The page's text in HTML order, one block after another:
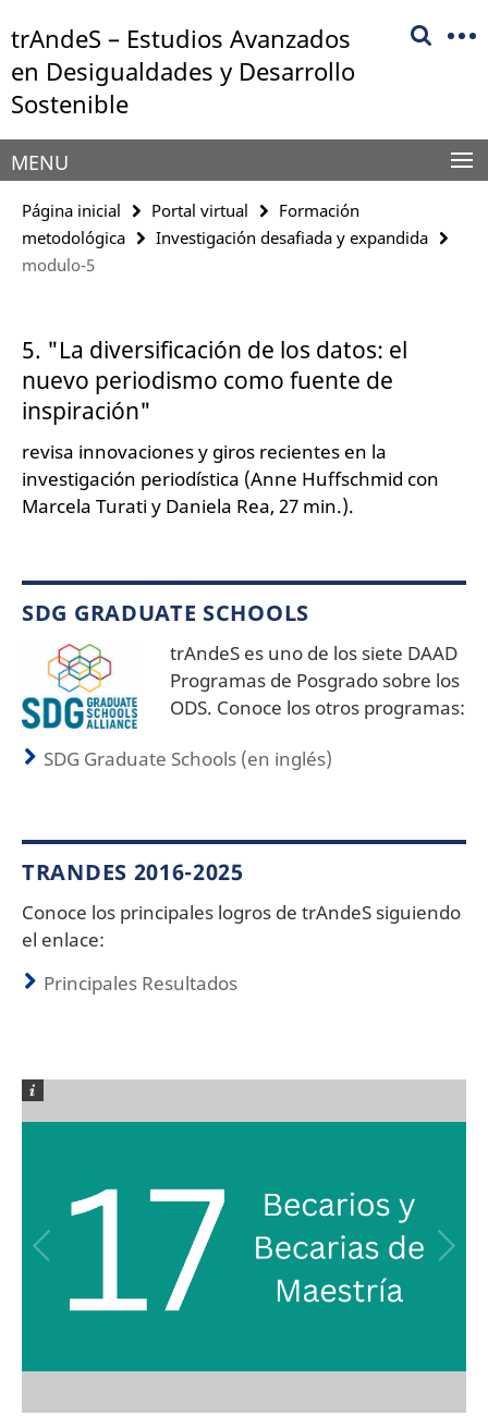
direkt
zu
Inhalt
trAndeS – Estudios Avanzados
en Desigualdades y Desarrollo
Sostenible
Herramientas
de
navegación
MENU
Página inicial Portal virtual
Formación
metodológica
Investigación desafiada y expandida
modulo-5
5. "La diversificación de los datos: el
nuevo periodismo como fuente de
inspiración"
revisa innovaciones y giros recientes en la
investigación periodística (Anne Huffschmid con
Marcela Turati y Daniela Rea, 27 min.).
SDG GRADUATE SCHOOLS
trAndeS es uno de los siete DAAD
Programas de Posgrado sobre los
ODS. Conoce los otros programas:
SDG Graduate Schools (en inglés)
TRANDES 2016-2025
Conoce los principales logros de trAndeS siguiendo
el enlace:
Principales Resultados